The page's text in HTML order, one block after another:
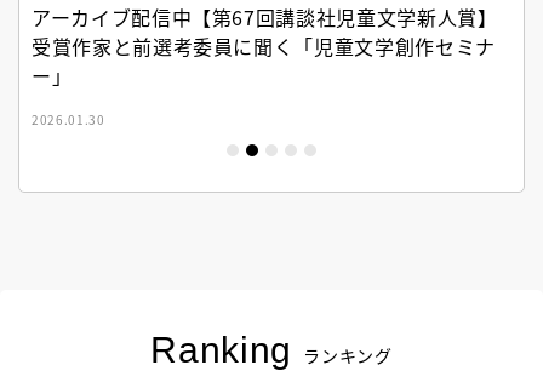
アーカイブ配信中【第67回講談社児童文学新人賞】
受賞作家と前選考委員に聞く「児童文学創作セミナ
ー」
2026.01.30
Ranking ランキング